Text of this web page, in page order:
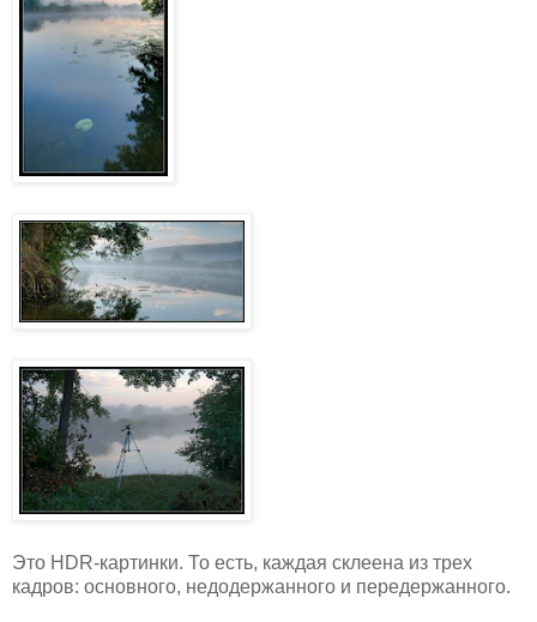
Это HDR-картинки. То есть, каждая склеена из трех
кадров: основного, недодержанного и передержанного.